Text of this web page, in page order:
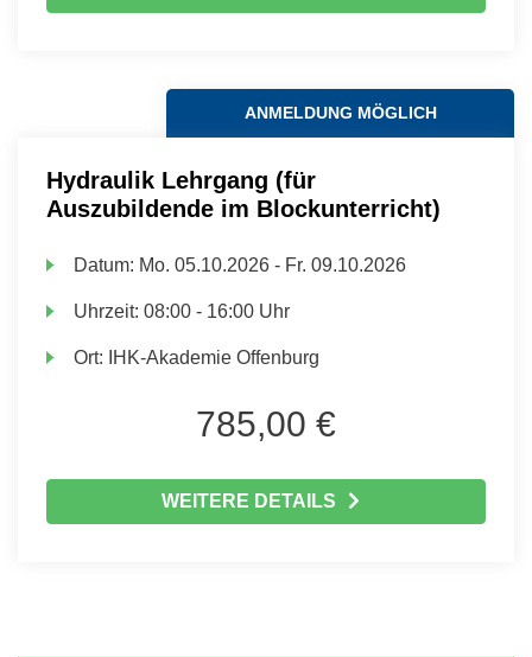
ANMELDUNG MÖGLICH
Hydraulik Lehrgang (für
Auszubildende im Blockunterricht)
Datum: Mo. 05.10.2026 - Fr. 09.10.2026
Uhrzeit:08:00 - 16:00 Uhr
Ort: IHK-Akademie Offenburg
785,00 €
WEITERE DETAILS